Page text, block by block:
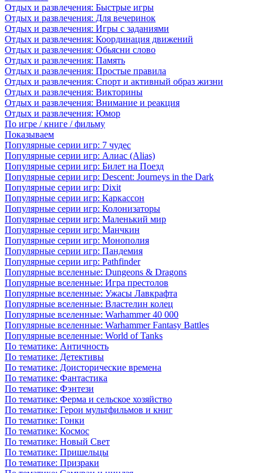
Отдых и развлечения: Быстрые игры
Отдых и развлечения: Для вечеринок
Отдых и развлечения: Игры с заданиями
Отдых и развлечения: Координация движений
Отдых и развлечения: Обьясни слово
Отдых и развлечения: Память
Отдых и развлечения: Простые правила
Отдых и развлечения: Спорт и активный образ жизни
Отдых и развлечения: Викторины
Отдых и развлечения: Внимание и реакция
Отдых и развлечения: Юмор
По игре / книге / фильму
Показываем
Популярные серии игр: 7 чудес
Популярные серии игр: Алиас (Alias)
Популярные серии игр: Билет на Поезд
Популярные серии игр: Descent: Journeys in the Dark
Популярные серии игр: Dixit
Популярные серии игр: Каркассон
Популярные серии игр: Колонизаторы
Популярные серии игр: Маленький мир
Популярные серии игр: Манчкин
Популярные серии игр: Монополия
Популярные серии игр: Пандемия
Популярные серии игр: Pathfinder
Популярные вселенные: Dungeons & Dragons
Популярные вселенные: Игра престолов
Популярные вселенные: Ужасы Лавкрафта
Популярные вселенные: Властелин колец
Популярные вселенные: Warhammer 40 000
Популярные вселенные: Warhammer Fantasy Battles
Популярные вселенные: World of Tanks
По тематике: Античность
По тематике: Детективы
По тематике: Доисторические времена
По тематике: Фантастика
По тематике: Фэнтези
По тематике: Ферма и сельское хозяйство
По тематике: Герои мультфильмов и книг
По тематике: Гонки
По тематике: Космос
По тематике: Новый Свет
По тематике: Пришельцы
По тематике: Призраки